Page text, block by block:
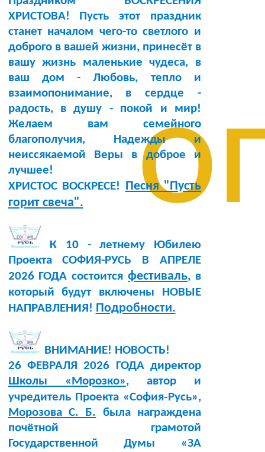
ХРИСТОВА! Пусть этот праздник
станет началом чего-то светлого и
доброго в вашей жизни, принесёт в
вашу жизнь маленькие чудеса, в
ваш дом - Любовь, тепло и
взаимопонимание, в сердце -
радость, в душу - покой и мир!
Желаем вам семейного
благополучия, Надежды и
неиссякаемой Веры в доброе и
лучшее!
ХРИСТОС ВОСКРЕСЕ! Песня "Пусть
горит свеча".
К 10 - летнему Юбилею
Проекта СОФИЯ-РУСЬ В АПРЕЛЕ
2026 ГОДА состоитсяфестиваль, в
который будут включены НОВЫЕ
НАПРАВЛЕНИЯ! Подробности.
ВНИМАНИЕ! НОВОСТЬ!
26 ФЕВРАЛЯ 2026 ГОДА директор
Школы «Морозко», автор и
учредитель Проекта «София‑Русь»,
Морозова С. Б. была награждена
почётной грамотой
Государственной Думы «ЗА